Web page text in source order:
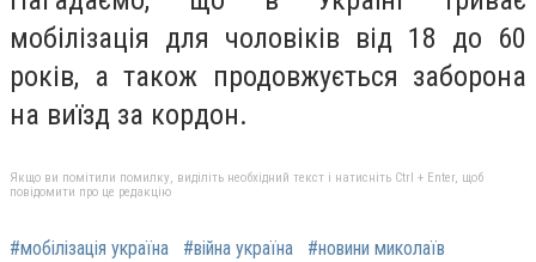
мобілізація для чоловіків від 18 до 60
років, а також продовжується заборона
на виїзд за кордон.
Якщо ви помітили помилку, виділіть необхідний текст і натисніть Ctrl + Enter, щоб
повідомити про це редакцію
#мобілізація україна #війна україна #новини миколаїв